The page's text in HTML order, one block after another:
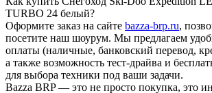
TURBO 24 белый?
Оформите заказ на сайте bazza-brp.ru,
посетите наш шоурум. Мы предлагаем
оплаты (наличные, банковский перевод,
а также возможность тест-драйва и
для выбора техники под ваши задачи.
Bazza BRP — это не просто покупка, это